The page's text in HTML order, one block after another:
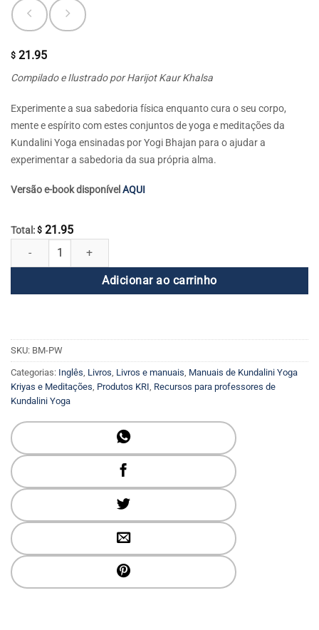
$ 21.95
Compilado e Ilustrado por Harijot Kaur Khalsa
Experimente a sua sabedoria física enquanto cura o seu corpo,
mente e espírito com estes conjuntos de yoga e meditações da
Kundalini Yoga ensinadas por Yogi Bhajan para o ajudar a
experimentar a sabedoria da sua própria alma.
Versão e-book disponível AQUI
Total: $ 21.95
Sabedoria Física quantidade
Adicionar ao carrinho
SKU: BM-PW
Categorias: Inglês Livros Livros e manuais Manuais de Kundalini Yoga
Kriyas e Meditações Produtos KRI Recursos para professores de
Kundalini Yoga